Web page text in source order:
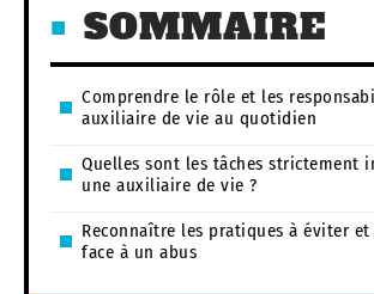
SOMMAIRE
Comprendre le rôle et les
auxiliaire de vie au quotidien
Quelles sont les tâches strictement
une auxiliaire de vie ?
Reconnaître les pratiques à éviter
face à un abus